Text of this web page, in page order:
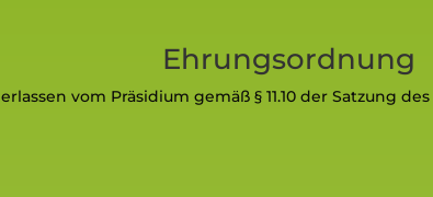
Ehrungsordnung
erlassen vom Präsidium gemäß § 11.10 der Satzung